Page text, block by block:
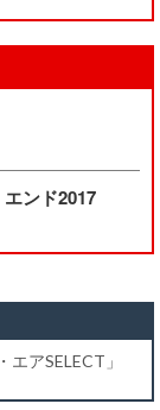
ンド2017
アSELECT」